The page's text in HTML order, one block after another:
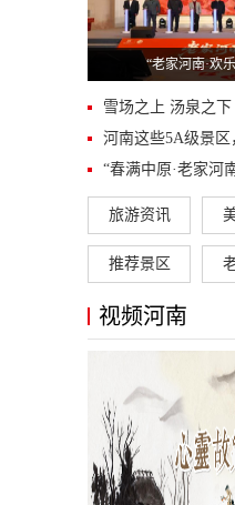
“老家河南·欢
雪场之上 汤泉之
河南这些5A级景区
“春满中原·老家河
旅游资讯
推荐景区
视频河南